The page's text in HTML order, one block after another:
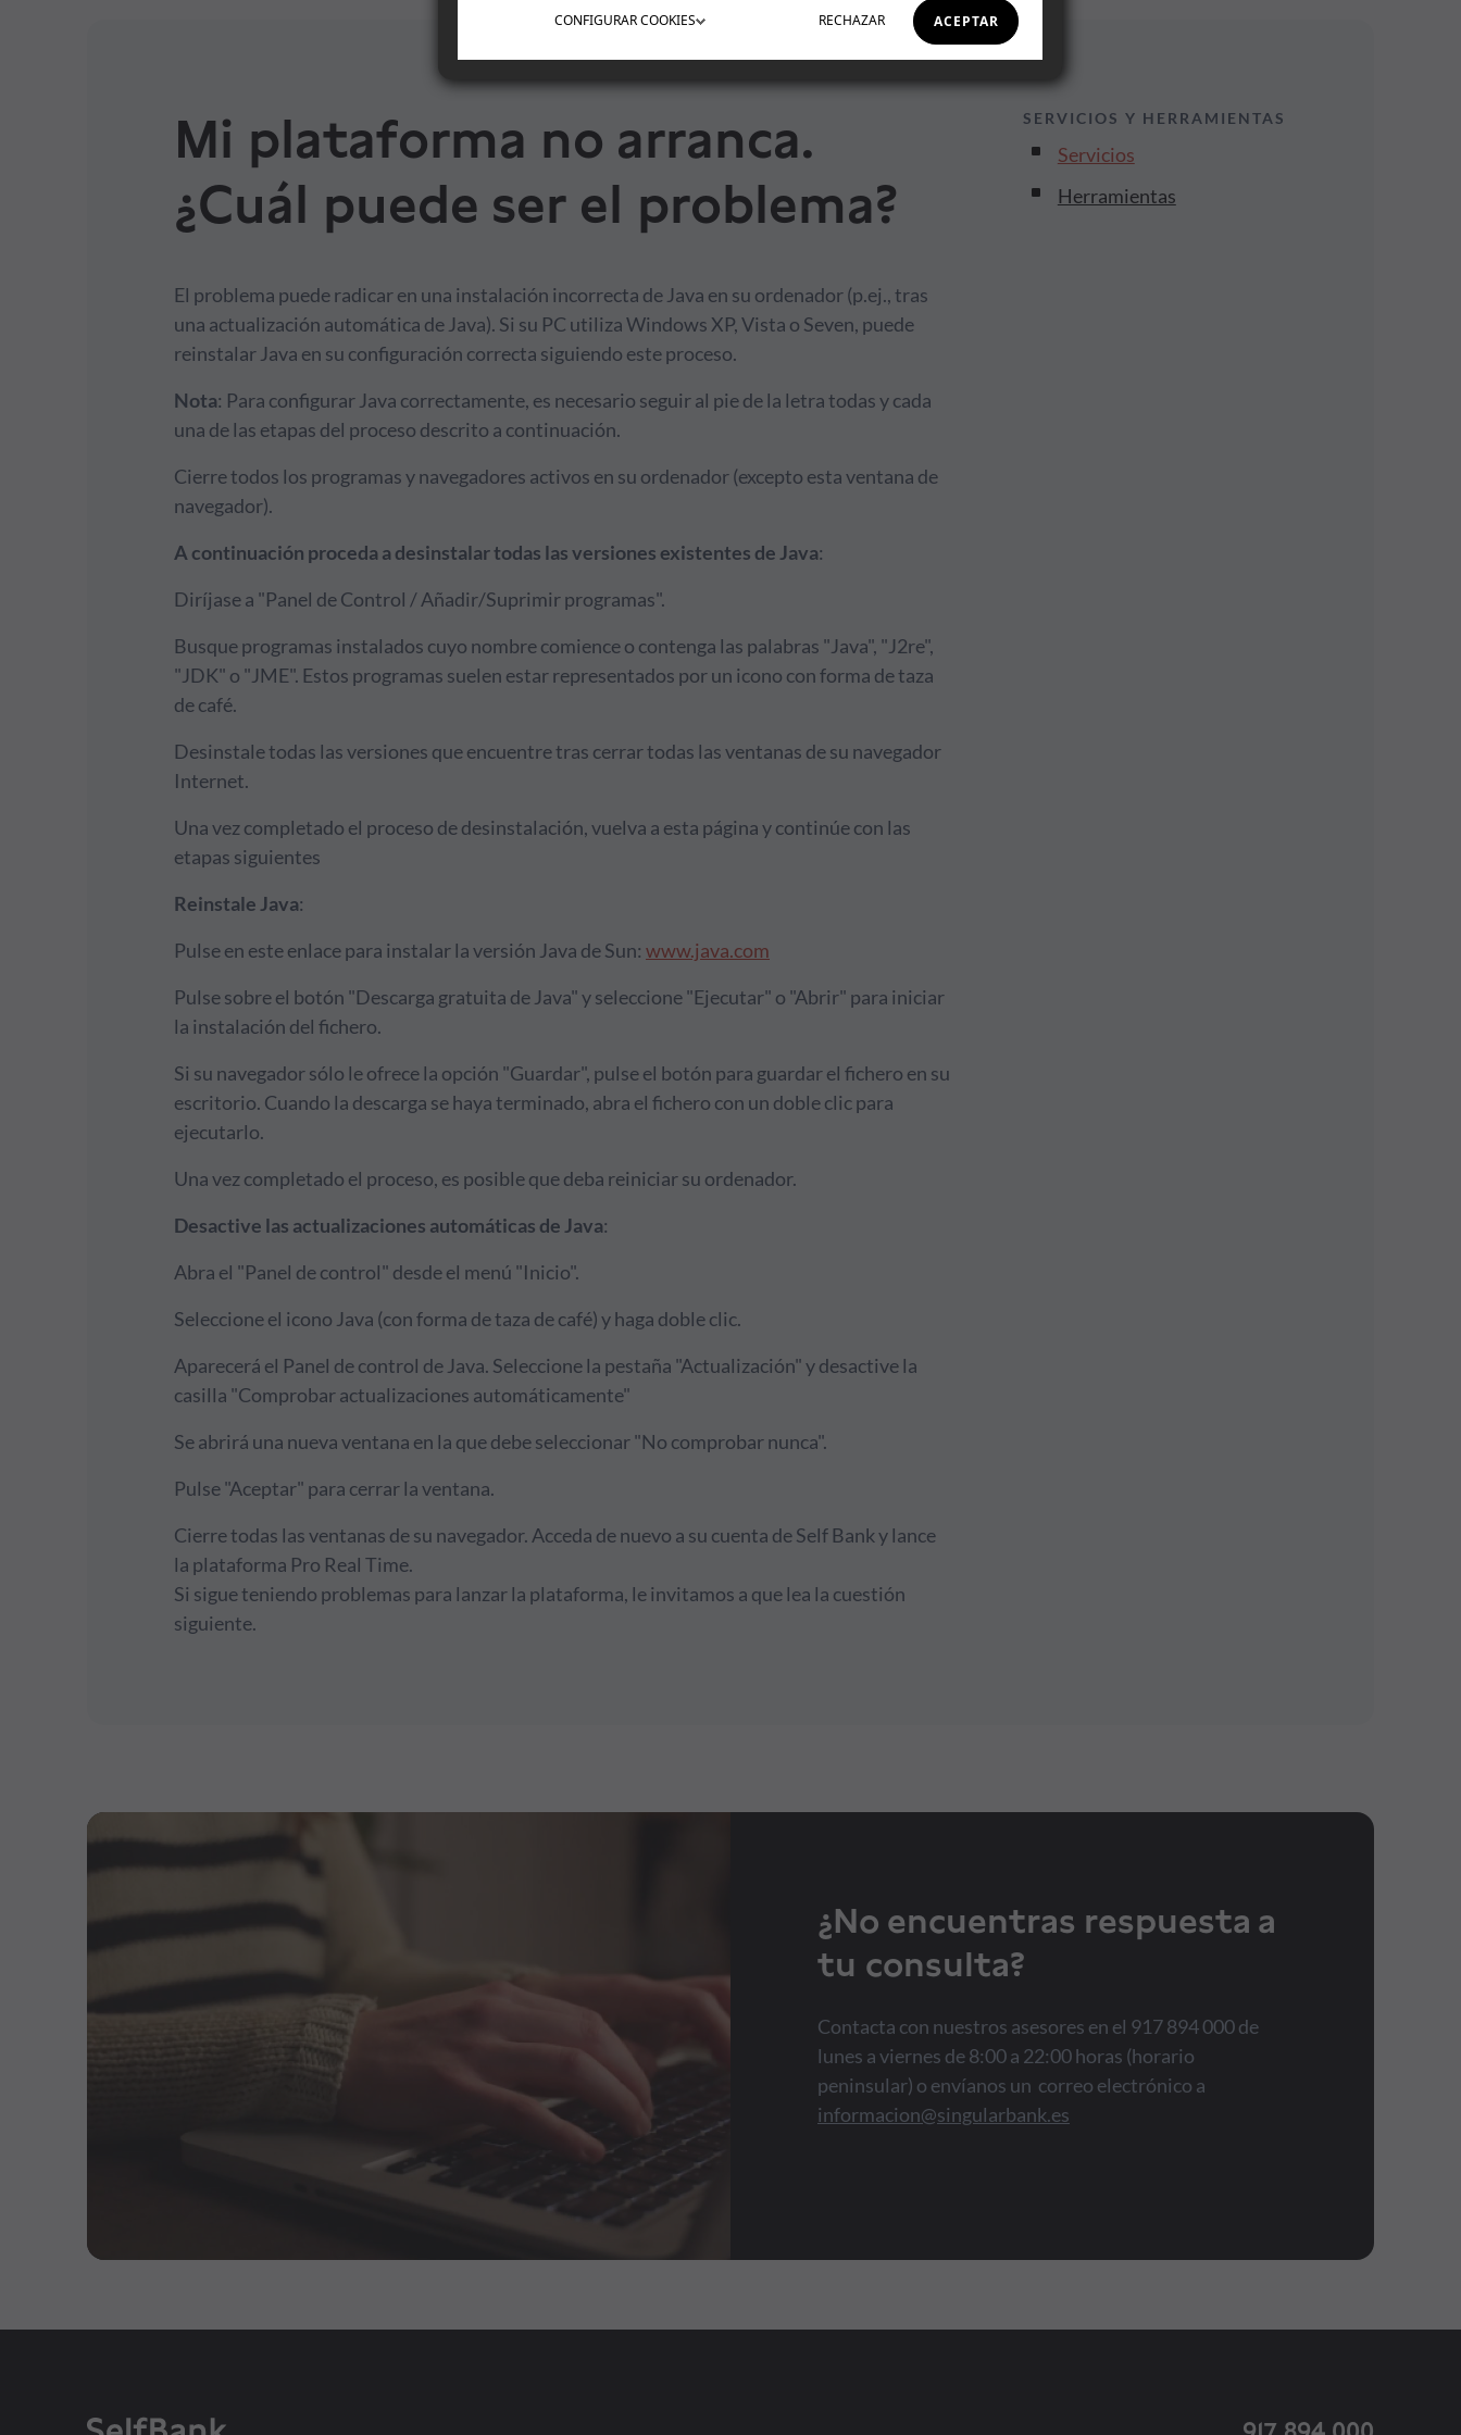
ACEPTAR
RECHAZAR
CONFIGURARCOOKIES
Mi plataforma no arranca.
¿Cuál puede ser el problema?
El problema puede radicar en una instalación incorrecta de Java en su ordenador (p.ej., tras
una actualización automática de Java). Si su PC utiliza Windows XP, Vista o Seven, puede
reinstalar Java en su configuración correcta siguiendo este proceso.
Nota: Para configurar Java correctamente, es necesario seguir al pie de la letra todas y cada
una de las etapas del proceso descrito a continuación.
Cierre todos los programas y navegadores activos en su ordenador (excepto esta ventana de
navegador).
A continuación proceda a desinstalar todas las versiones existentes de Java:
Diríjase a "Panel de Control / Añadir/Suprimir programas".
Busque programas instalados cuyo nombre comience o contenga las palabras "Java", "J2re",
"JDK" o "JME". Estos programas suelen estar representados por un icono con forma de taza
de café.
Desinstale todas las versiones que encuentre tras cerrar todas las ventanas de su navegador
Internet.
Una vez completado el proceso de desinstalación, vuelva a esta página y continúe con las
etapas siguientes
Reinstale Java:
Pulse en este enlace para instalar la versión Java de Sun: www.java.com
Pulse sobre el botón "Descarga gratuita de Java" y seleccione "Ejecutar" o "Abrir" para iniciar
la instalación del fichero.
Si su navegador sólo le ofrece la opción "Guardar", pulse el botón para guardar el fichero en su
escritorio. Cuando la descarga se haya terminado, abra el fichero con un doble clic para
ejecutarlo.
Una vez completado el proceso, es posible que deba reiniciar su ordenador.
Desactive las actualizaciones automáticas de Java:
Abra el "Panel de control" desde el menú "Inicio".
Seleccione el icono Java (con forma de taza de café) y haga doble clic.
Aparecerá el Panel de control de Java. Seleccione la pestaña "Actualización" y desactive la
casilla "Comprobar actualizaciones automáticamente"
Se abrirá una nueva ventana en la que debe seleccionar "No comprobar nunca".
Pulse "Aceptar" para cerrar la ventana.
Cierre todas las ventanas de su navegador. Acceda de nuevo a su cuenta de Self Bank y lance
la plataforma Pro Real Time.
Si sigue teniendo problemas para lanzar la plataforma, le invitamos a que lea la cuestión
siguiente.
SERVICIOS Y HERRAMIENTAS
Servicios
Herramientas
¿No encuentras respuesta a
tu consulta?
Contacta con nuestros asesores en el 917 894 000 de
lunes a viernes de 8:00 a 22:00 horas (horario
peninsular) o envíanos un correo electrónico a
informacion@singularbank.es